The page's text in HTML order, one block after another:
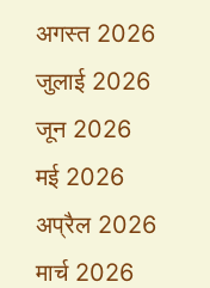
अगस्त 2026
जुलाई 2026
जून 2026
मई 2026
अप्रैल 2026
मार्च 2026